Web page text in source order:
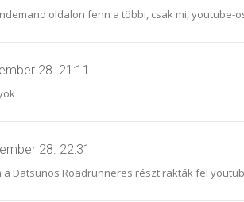
oldalon fenn a többi, csak mi, youtube-
28. 21:11
28. 22:31
Datsunos Roadrunneres részt rakták fel